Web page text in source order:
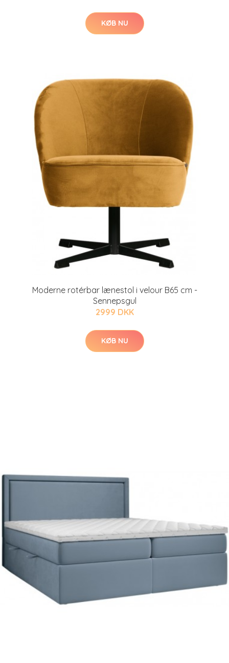
KØB NU
Moderne rotérbar lænestol i velour B65 cm -
Sennepsgul
2999 DKK
KØB NU